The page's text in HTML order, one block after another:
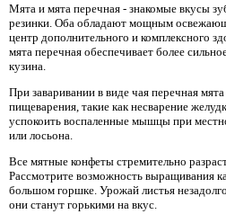
Мята и мята перечная - знакомые вкусы
резинки. Оба обладают мощным
центр дополнительного и комплексного
мята перечная обеспечивает более
кузина.
При заваривании в виде чая перечная
пищеварения, такие как несварение
успокоить воспаленные мышцы при
или лосьона.
Все мятные конфеты стремительно
Рассмотрите возможность выращивания
большом горшке. Урожай листья
они станут горькими на вкус.